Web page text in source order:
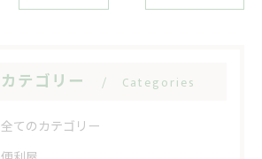
カテゴリー Categories
全てのカテゴリー